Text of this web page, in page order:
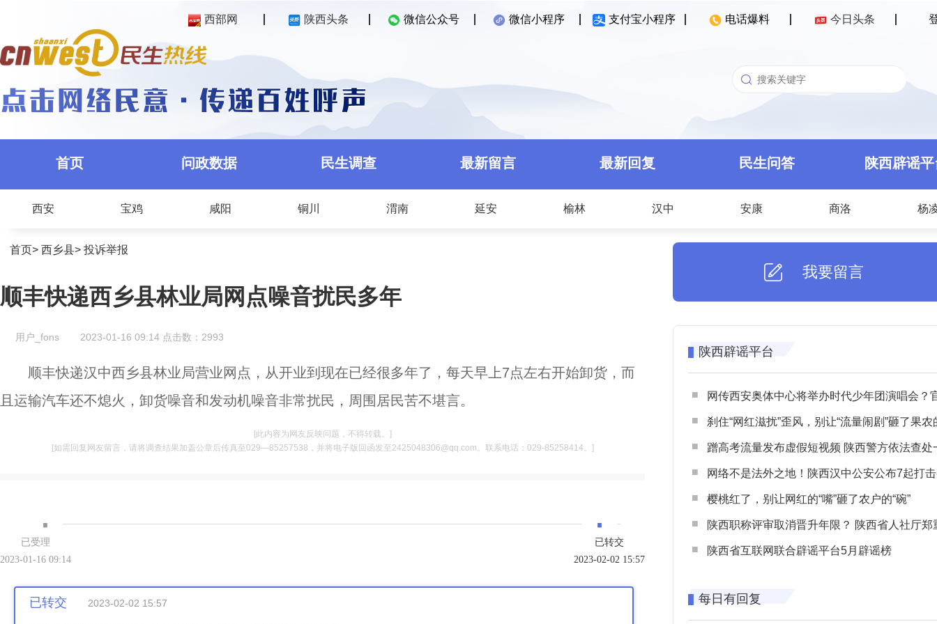
西部网 陕西头条 微信公众号 微信小程序 支付宝小程序 电话爆料 今日头条
首页 问政数据 民生调查 最新留言 最新回复 民生问答 陕西辟谣
西安 宝鸡 咸阳 铜川 渭南 延安 榆林 汉中 安康 商洛 杨
首页> 西乡县> 投诉举报
顺丰快递西乡县林业局网点噪音扰民多年
用户_fons 2023-01-16 09:14 点击数： 2993
顺丰快递汉中西乡县林业局营业网点，从开业到现在已经很多年了，每天早上7点左右开始卸货，而
且运输汽车还不熄火，卸货噪音和发动机噪音非常扰民，周围居民苦不堪言。
[此内容为网友反映问题，不得转载。]
[如需回复网友留言，请将调查结果加盖公章后传真至029—85257538，并将电子版回函发至2425048306@qq.com。联系电话：029-85258414。]
· ·
已受理
2023-01-16 09:14
已转交
2023-02-02 15:57
已转交 2023-02-02 15:57
我要留言
陕西辟谣平台
网传西安奥体中心将举办时代少年团演唱会？官方回应：纯
刹住“网红滋扰”歪风，别让“流量闹剧”砸了果农
蹭高考流量发布虚假短视频 陕西警方依法查处一起涉高考网络
网络不是法外之地！陕西汉中公安公布7起打击整治网谣网暴典型
樱桃红了，别让网红的“嘴”砸了农户的“碗”
陕西职称评审取消晋升年限？ 陕西省人社厅郑重声明 谨防职称评审不实言
陕西省互联网联合辟谣平台5月辟谣榜
每日有回复